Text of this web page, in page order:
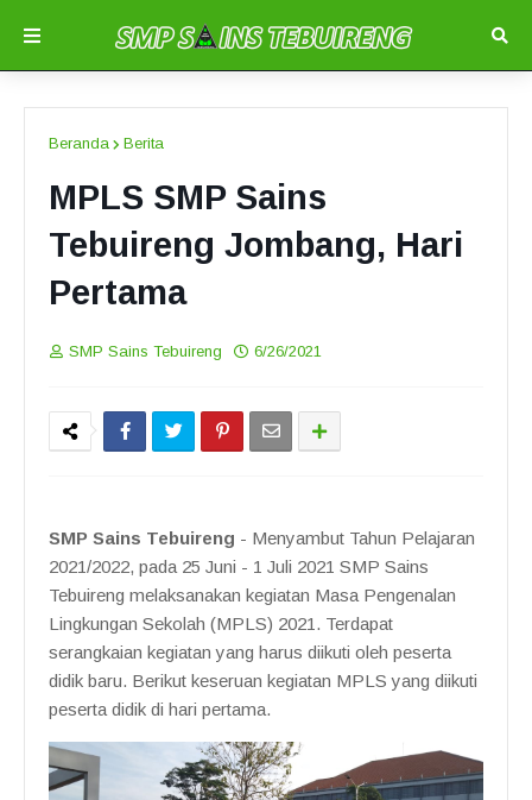
Beranda Berita
MPLS SMP Sains
Tebuireng Jombang, Hari
Pertama
SMP Sains Tebuireng 6/26/2021
SMP Sains Tebuireng - Menyambut Tahun Pelajaran
2021/2022, pada 25 Juni - 1 Juli 2021 SMP Sains
Tebuireng melaksanakan kegiatan Masa Pengenalan
Lingkungan Sekolah (MPLS) 2021. Terdapat
serangkaian kegiatan yang harus diikuti oleh peserta
didik baru. Berikut keseruan kegiatan MPLS yang diikuti
peserta didik di hari pertama.